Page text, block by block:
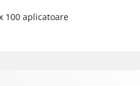
100 aplicatoare